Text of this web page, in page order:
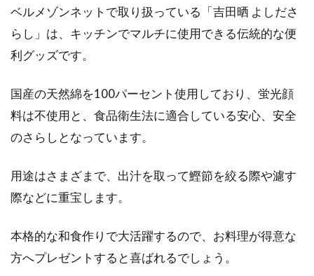
ベルメゾンネットで取り扱っている「吉田晒 よしださ
らし」は、キッチンでマルチに使用できる伝統的な便
利グッズです。
国産の天然綿を100パーセント使用しており、蛍光顔
料は不使用と、食品衛生法に適合している安心、安全
のさらしとなっています。
用途はさまざまで、出汁を取って鰹節を絞る際や濾す
際などに重宝します。
本格的な和食作りで大活躍するので、お料理が得意な
方へプレゼントすると喜ばれるでしょう。